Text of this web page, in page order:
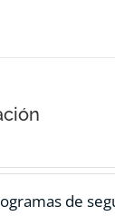
de